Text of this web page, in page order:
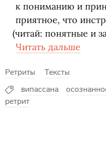
к пониманию и
приятное, что
(читай: понятные и
Читать дальше
Ретриты
Тексты
випассана
ретрит